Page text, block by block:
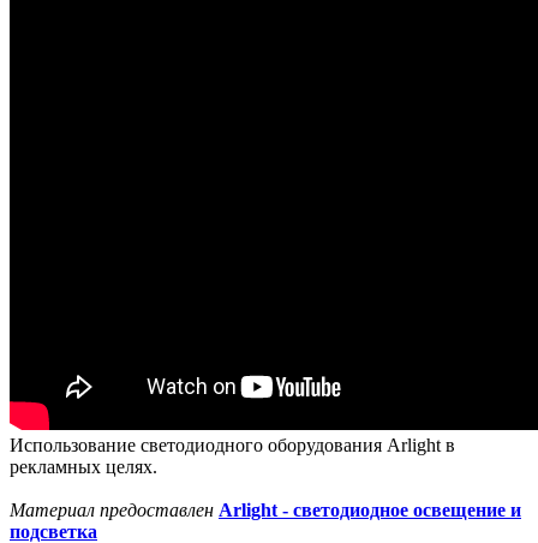
Использование светодиодного оборудования Arlight в
рекламных целях.
Материал предоставлен Arlight - светодиодное освещение и
подсветка